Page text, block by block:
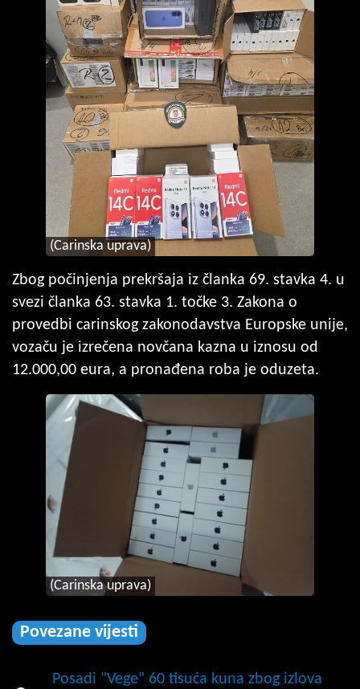
(Carinska uprava)
Zbog počinjenja prekršaja iz članka 69. stavka 4. u
svezi članka 63. stavka 1. točke 3. Zakona o
provedbi carinskog zakonodavstva Europske unije,
vozaču je izrečena novčana kazna u iznosu od
12.000,00 eura, a pronađena roba je oduzeta.
(Carinska uprava)
Povezane vijesti
Posadi "Vege" 60 tisuća kuna zbog izlova